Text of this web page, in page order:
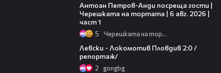
Антоан Петров-Анди посреща гости |
Черешката на тортата | 6 авг. 2026 |
част 1
5 Черешката на тортата
Левски - Локомотив Пловдив 2:0 /
репортаж/
2 gongbg